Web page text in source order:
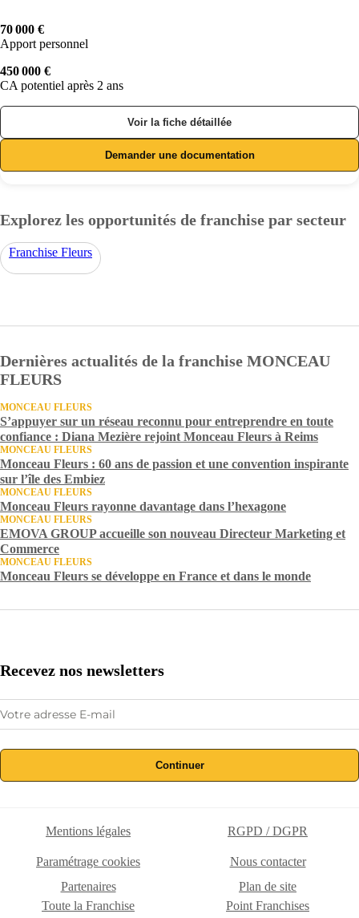
70 000 €
Apport personnel
450 000 €
CA potentiel après 2 ans
Voir la fiche détaillée
Demander une documentation
Explorez les opportunités de franchise par secteur
Franchise Fleurs
Dernières actualités de la franchise MONCEAU
FLEURS
MONCEAU FLEURS
S’appuyer sur un réseau reconnu pour entreprendre en toute
confiance : Diana Mezière rejoint Monceau Fleurs à Reims
MONCEAU FLEURS
Monceau Fleurs : 60 ans de passion et une convention inspirante
sur l’île des Embiez
MONCEAU FLEURS
Monceau Fleurs rayonne davantage dans l’hexagone
MONCEAU FLEURS
EMOVA GROUP accueille son nouveau Directeur Marketing et
Commerce
MONCEAU FLEURS
Monceau Fleurs se développe en France et dans le monde
Recevez nos newsletters
Continuer
Mentions légales RGPD / DGPR
Paramétrage cookies
Nous contacter
Partenaires
Plan de site
Toute la Franchise
Point Franchises